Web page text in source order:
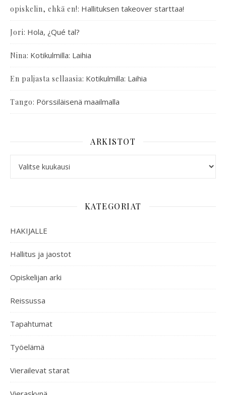
opiskelin, ehkä en!: Hallituksen takeover starttaa!
Jori: Hola, ¿Qué tal?
Nina: Kotikulmilla: Laihia
En paljasta sellaasia: Kotikulmilla: Laihia
Tango: Pörssiläisenä maailmalla
ARKISTOT
KATEGORIAT
HAKIJALLE
Hallitus ja jaostot
Opiskelijan arki
Reissussa
Tapahtumat
Työelämä
Vierailevat starat